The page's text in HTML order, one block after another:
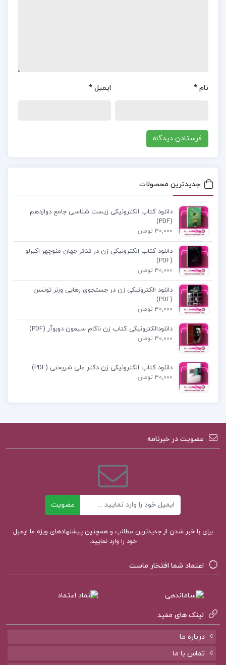
معرفی کتاب بگذار سخن بگویم احمد شاملو :
نمایان می‌کند. بگذار سخن بگویم اثری است که
مسائل پیرامونش دعوت می‌کند و همچنان یکی از آثار
مهم در عرصه‌ی اندیشه و ادبیات فارسی به‌شمار
فهرست مطالب کتاب بگذار سخن بگویم احمد شاملو:
فصل اول: سخنی با خوانندگان
فصل دوم: دمیتیلا سخن میگوید
فصل سوم: مردمش
و …
دانلود کتاب بگذار سخن بگویم PDF
خرید کتاب بگذار سخن بگویم احمدشاملو
پی دی اف کتاب بگذار سخن بگویم
کتاب بگذار سخن بگویم PDF
کتاب پیشنهادی پروژه کده
کتاب مقدمه ای در اسلام شناسی علی میر فطروس
نام * ایمیل *
جدیدترین محصولات
دانلود کتاب الکترونیکی زیست شناسی جامع دوازدهم
(PDF)
30,000 تومان
دانلود کتاب الکترونیکی زن در تئاتر جهان منوچهر اکبرلو
(PDF)
30,000 تومان
دانلود الکترونیکی زن در جستجوی رهایی ورنر تونسن
(PDF)
30,000 تومان
دانلودالکترونیکی کتاب زن ناکام سیمون دوبوآر (PDF)
30,000 تومان
دانلود کتاب الکترونیکی زن دکتر علی شریعتی (PDF)
30,000 تومان
عضویت در خبرنامه
عضویت
برای با خبر شدن از جدیدترین مطالب و همچنین پیشنهادهای ویژه ما ایمیل
خود را وارد نمایید.
اعتماد شما افتخار ماست
لینک های مفید
درباره ما
تماس با ما